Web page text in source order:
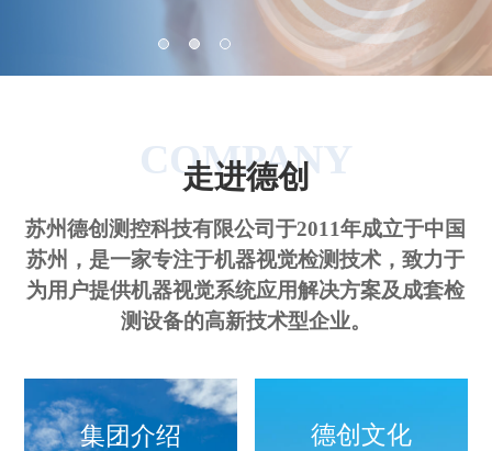
走进德创
COMPANY
苏州德创测控科技有限公司于2011年成立于中国
苏州，是一家专注于机器视觉检测技术，致力于
为用户提供机器视觉系统应用解决方案及成套检
测设备的高新技术型企业。
集团介绍 德创文化